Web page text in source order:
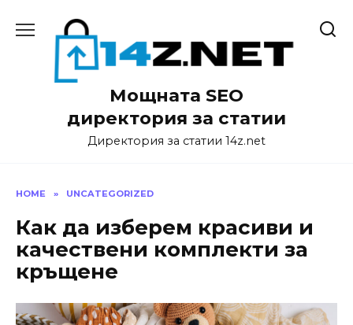
Мощната SEO
директория за статии
Директория за статии 14z.net
HOME » UNCATEGORIZED
Как да изберем красиви и
качествени комплекти за
кръщене